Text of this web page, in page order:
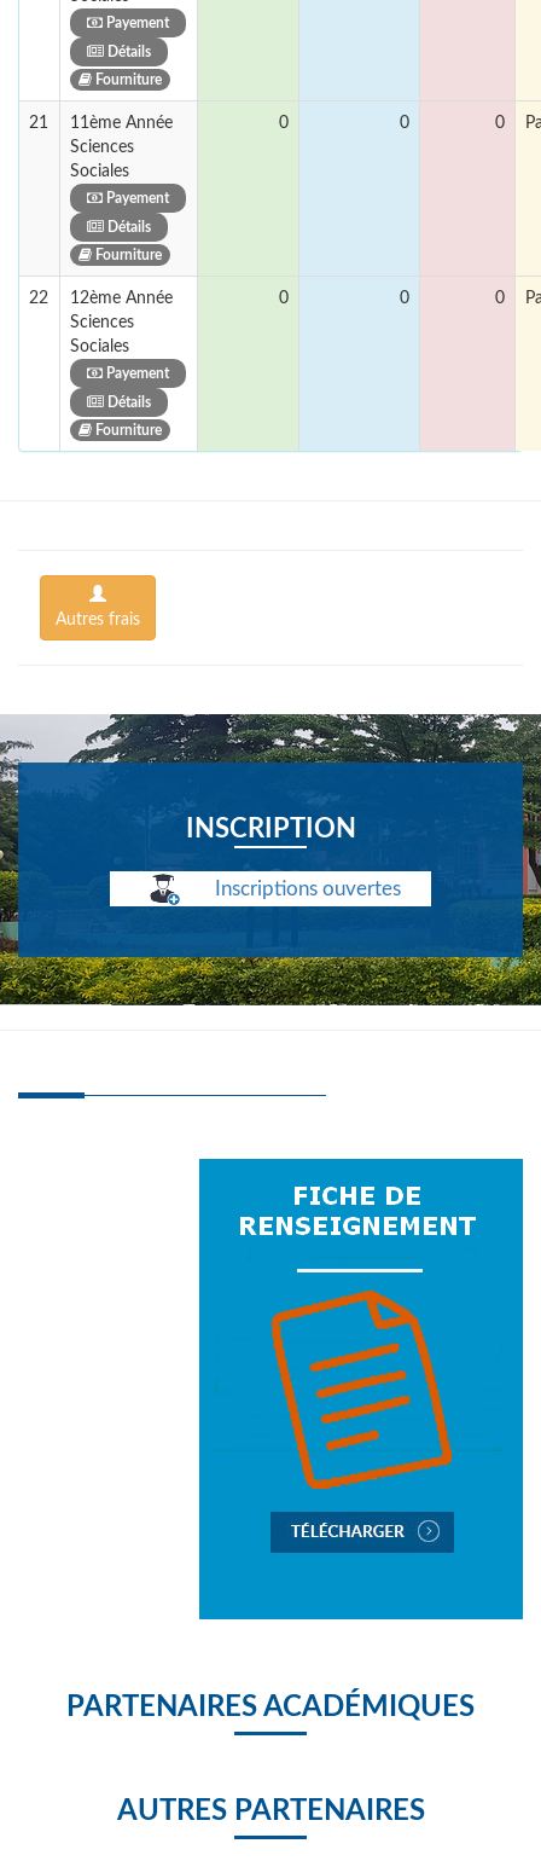
Payement
Détails
Fourniture
21
11ème Année
Sciences
Sociales
Payement
Détails
Fourniture
0 0 0
22
12ème Année
Sciences
Sociales
Payement
Détails
Fourniture
0 0 0
Autres frais
INSCRIPTION
Inscriptions ouvertes
PARTENAIRES ACADÉMIQUES
AUTRES PARTENAIRES